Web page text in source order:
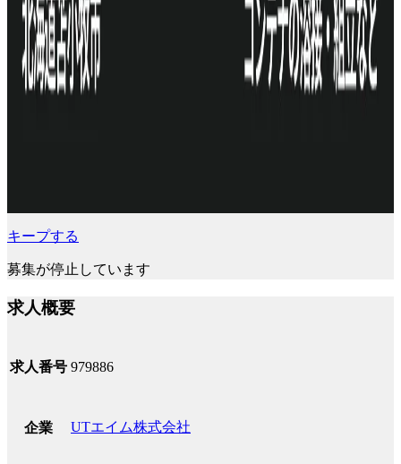
キープする
募集が停止しています
求人概要
求人番号 979886
企業 UTエイム株式会社